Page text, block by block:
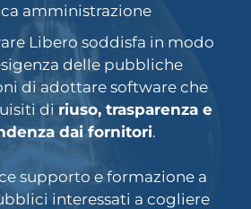
amministrazione
Libero soddisfa in modo
delle pubbliche
di adottare software che
di riuso, trasparenza e
dai fornitori.
supporto e formazione a
interessati a cogliere